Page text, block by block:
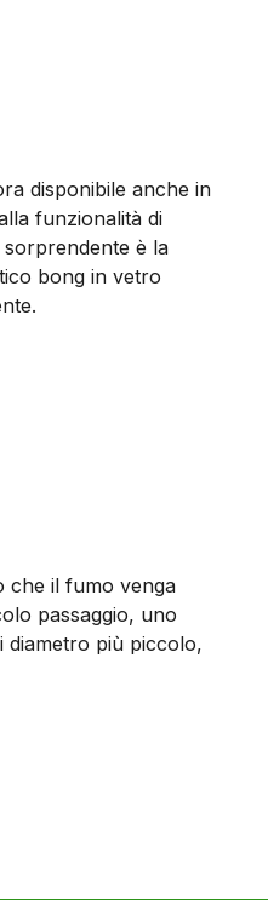
disponibile anche in
funzionalità di
è la
bong in vetro
che il fumo venga
passaggio, uno
diametro più piccolo,